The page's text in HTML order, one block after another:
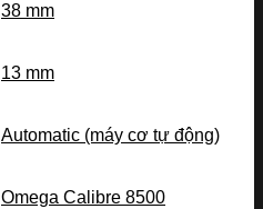
38 mm
13 mm
Automatic (máy cơ tự động)
Omega Calibre 8500